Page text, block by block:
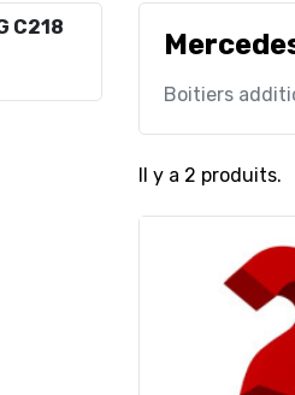
C218
Boitiers
Il y a 2 produits.